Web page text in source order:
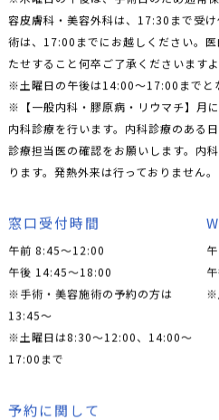
容皮膚科・美容外科は、17:30まで受
術は、17:00までにお越しください。
たせすること何卒ご了承くださいます
※土曜日の午後は14:00〜17:00までと
※【一般内科・膠原病・リウマチ】月
内科診療を行います。内科診療のある
診療担当医の確認をお願いします。内
ります。発熱外来は行っておりません。
窓口受付時間
午前 8:45～12:00
午後 14:45～18:00
※手術・美容施術の予約の方は
13:45〜
※土曜日は8:30〜12:00、14:00〜
17:00まで
※
予約に関して